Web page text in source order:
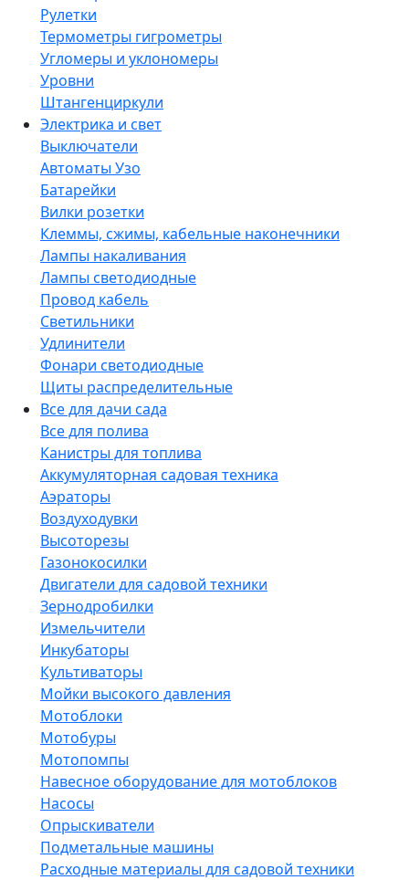
Рулетки
Термометры гигрометры
Угломеры и уклономеры
Уровни
Штангенциркули
Электрика и свет
Выключатели
Автоматы Узо
Батарейки
Вилки розетки
Клеммы, сжимы, кабельные наконечники
Лампы накаливания
Лампы светодиодные
Провод кабель
Светильники
Удлинители
Фонари светодиодные
Щиты распределительные
Все для дачи сада
Все для полива
Канистры для топлива
Аккумуляторная садовая техника
Аэраторы
Воздуходувки
Высоторезы
Газонокосилки
Двигатели для садовой техники
Зернодробилки
Измельчители
Инкубаторы
Культиваторы
Мойки высокого давления
Мотоблоки
Мотобуры
Мотопомпы
Навесное оборудование для мотоблоков
Насосы
Опрыскиватели
Подметальные машины
Расходные материалы для садовой техники